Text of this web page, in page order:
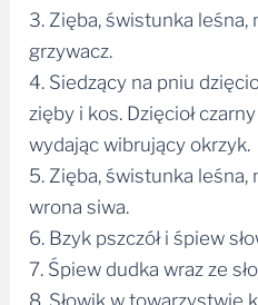
3. Zięba, świstunka leśna,
grzywacz.
4. Siedzący na pniu
zięby i kos. Dzięcioł
wydając wibrujący okrzyk.
5. Zięba, świstunka leśna,
wrona siwa.
6. Bzyk pszczół i śpiew
7. Śpiew dudka wraz ze